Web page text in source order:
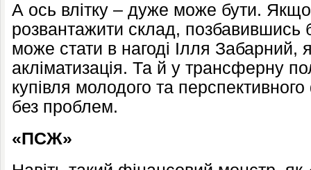
А ось влітку – дуже може бути.
розвантажити склад, позбавившись
може стати в нагоді Ілля Забарний,
акліматизація. Та й у трансферну
купівля молодого та
без проблем.
«ПСЖ»